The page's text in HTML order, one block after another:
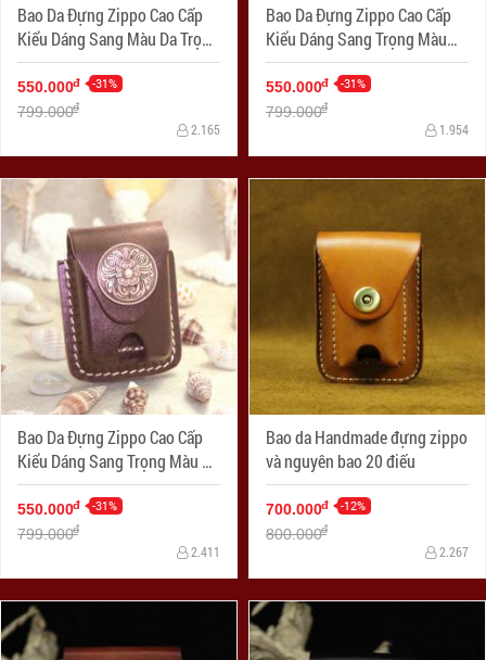
Bao Da Đựng Zippo Cao Cấp
Kiểu Dáng Sang Màu Da Trọng
Ốp Hình
550.000đ -31%
799.000đ
2.165
Bao Da Đựng Zippo Cao Cấp
Kiểu Dáng Sang Trọng Màu
Đen Nhạt Ốp Hình
550.000đ -31%
799.000đ
1.954
Bao Da Đựng Zippo Cao Cấp
Kiểu Dáng Sang Trọng Màu Da
Nhạt Ốp Hình
550.000đ -31%
799.000đ
2.411
Bao da Handmade đựng zippo
và nguyên bao 20 điếu
700.000đ -12%
800.000đ
2.267